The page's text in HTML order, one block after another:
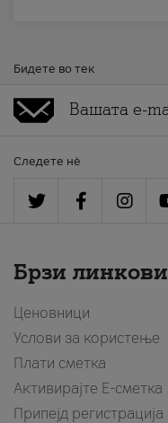
Бидете во тек
Следете нè
Брзи линкови
Ценовници
Услови за користење
Плати сметка
Активирајте Е-сметка
Припејд регистрација